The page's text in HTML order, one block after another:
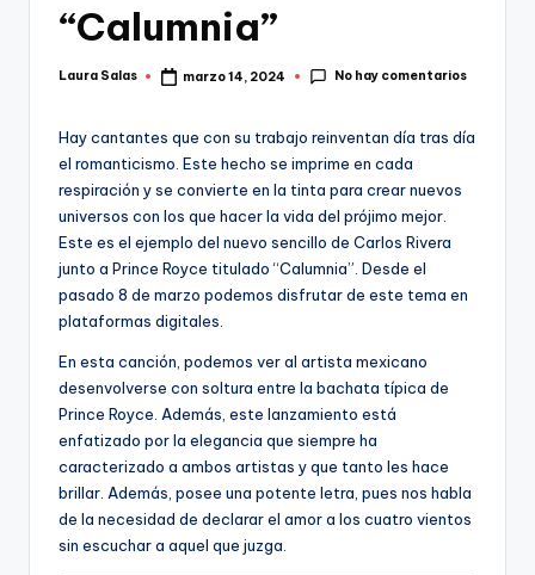
“Calumnia”
Publicado
Laura Salas marzo 14, 2024 No hay comentarios
Hay cantantes que con su trabajo reinventan día tras día
el romanticismo. Este hecho se imprime en cada
respiración y se convierte en la tinta para crear nuevos
universos con los que hacer la vida del prójimo mejor.
Este es el ejemplo del nuevo sencillo de Carlos Rivera
junto a Prince Royce titulado “Calumnia”. Desde el
pasado 8 de marzo podemos disfrutar de este tema en
plataformas digitales.
En esta canción, podemos ver al artista mexicano
desenvolverse con soltura entre la bachata típica de
Prince Royce. Además, este lanzamiento está
enfatizado por la elegancia que siempre ha
caracterizado a ambos artistas y que tanto les hace
brillar. Además, posee una potente letra, pues nos habla
de la necesidad de declarar el amor a los cuatro vientos
sin escuchar a aquel que juzga.